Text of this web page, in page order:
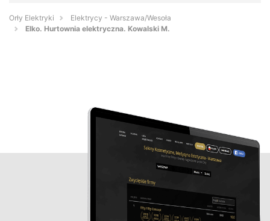
Orły Elektryki
Elektrycy - Warszawa/Wesoła
Elko. Hurtownia elektryczna. Kowalski M.